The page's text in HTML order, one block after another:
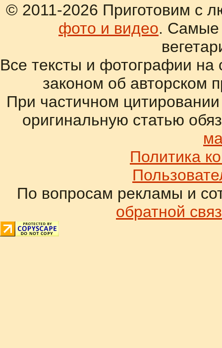
© 2011-2026 Приготовим с
фото и видео. Самые
Все тексты и фотографии
законом об авторском
При частичном
оригинальную статью
Политика
По вопросам рекламы и
обратной